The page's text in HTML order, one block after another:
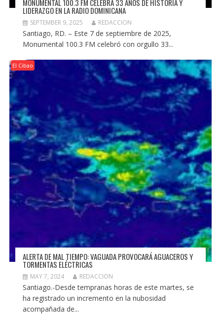
MONUMENTAL 100.3 FM CELEBRA 33 AÑOS DE HISTORIA Y
LIDERAZGO EN LA RADIO DOMINICANA
SEPTEMBER 9, 2025 REDACCION
Santiago, RD. – Este 7 de septiembre de 2025,
Monumental 100.3 FM celebró con orgullo 33...
El Cibao
ALERTA DE MAL TIEMPO: VAGUADA PROVOCARÁ AGUACEROS Y
TORMENTAS ELÉCTRICAS
MAY 7, 2024 REDACCION
Santiago.-Desde tempranas horas de este martes, se
ha registrado un incremento en la nubosidad
acompañada de...